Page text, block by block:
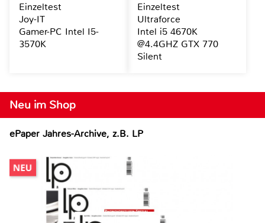
Neu im Shop
ePaper Jahres-Archive, z.B. LP
Einzeltest
Joy-IT
Gamer-PC Intel I5-
3570K
Einzeltest
Ultraforce
Intel i5 4670K
@4.4GHZ GTX 770
Silent